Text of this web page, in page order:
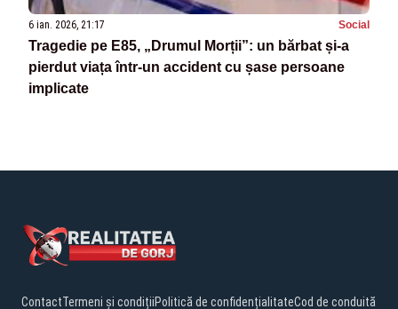
6 ian. 2026, 21:17 Social
Tragedie pe E85, „Drumul Morții”: un bărbat și-a
pierdut viața într-un accident cu șase persoane
implicate
ContactTermeni și condițiiPolitică de confidențialitateCod de conduită